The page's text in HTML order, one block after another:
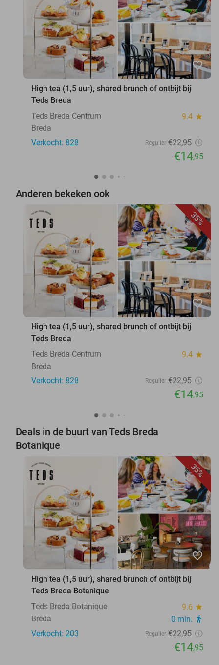
favorite_border
High tea (1,5 uur), shared brunch of ontbijt bij
Teds Breda
Teds Breda Centrum
9.4 star
Breda
Verkocht: 828
Regulier €22,95
€14,95
Anderen bekeken ook
35%
favorite_border
High tea (1,5 uur), shared brunch of ontbijt bij
Teds Breda
Teds Breda Centrum
9.4 star
Breda
Verkocht: 828
Regulier €22,95
€14,95
Deals in de buurt van Teds Breda
Botanique
35%
favorite_border
High tea (1,5 uur), shared brunch of ontbijt bij
Teds Breda Botanique
Teds Breda Botanique
9.6 star
Breda 0 min. directions_walk
Verkocht: 203 Regulier €22,95
€14,95